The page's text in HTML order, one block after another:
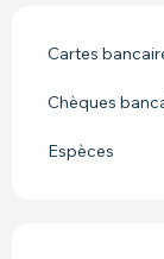
Cartes
Chèques
Espèces